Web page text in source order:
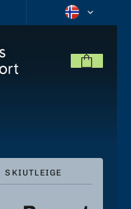
SKIUTLEIGE